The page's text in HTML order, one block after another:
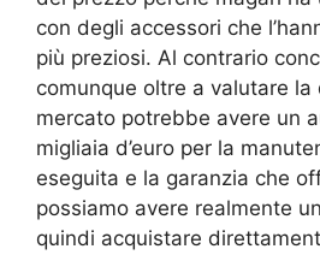
con degli accessori che
più preziosi. Al contrario
comunque oltre a valutare la
mercato potrebbe avere un
migliaia d’euro per la
eseguita e la garanzia che
possiamo avere realmente
quindi acquistare